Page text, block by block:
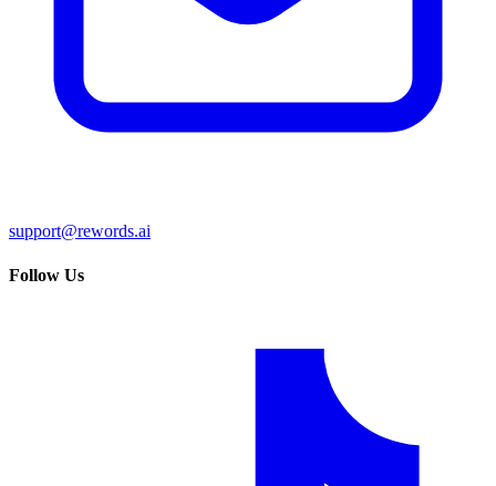
support@rewords.ai
Follow Us